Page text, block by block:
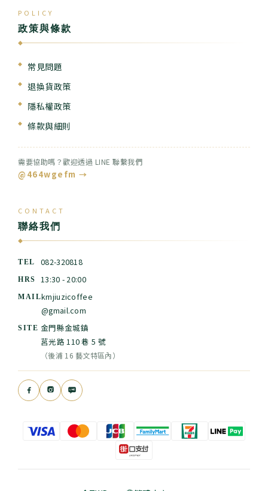
POLICY
政策與條款
◆
常見問題
退換貨政策
隱私權政策
條款與細則
需要協助嗎？歡迎透過 LINE 聯繫我們
@464wgefm →
CONTACT
聯絡我們
◆
TEL 082-320818
HRS 13:30 - 20:00
MAILkmjiuzicoffee
@gmail.com
SITE 金門縣金城鎮
莒光路 110 巷 5 號
（後浦 16 藝文特區內）